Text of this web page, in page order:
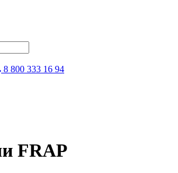
8 800 333 16 94
FRAP